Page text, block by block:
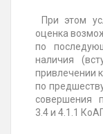
При этом
оценка
по
наличия
привлечении
по
совершения
3.4 и 4.1.1